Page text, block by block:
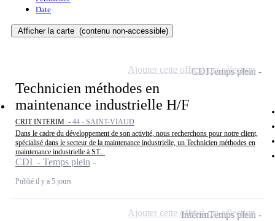
Date
Afficher la carte (contenu non-accessible)
Technicien méthodes en
maintenance industrielle H/F
CRIT INTERIM - 44 - SAINT-VIAUD
Dans le cadre du développement de son activité, nous recherchons pour notre client,
spécialisé dans le secteur de la maintenance industrielle, un Technicien méthodes en
maintenance industrielle à ST...
CDI - Temps plein
Publié il y a 5 jours
CDITemps plein
Ajouter cette offre à ma sélection
IntérimTemps plein
Ajouter cette offre à ma sélection